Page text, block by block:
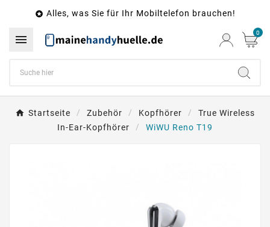
 Alles, was Sie für Ihr Mobiltelefon brauchen!
 0
Startseite Zubehör Kopfhörer
True Wireless
In-Ear-Kopfhörer
WiWU Reno T19